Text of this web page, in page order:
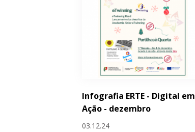
Infografia ERTE - Digital em
Ação - dezembro
03.12.24